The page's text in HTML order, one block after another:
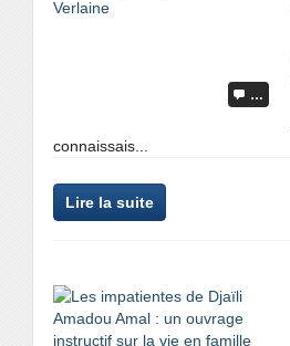
…
connaissais...
Lire la suite